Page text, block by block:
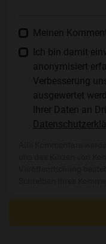
Meinen
Ich bin damit
anonymisiert
Verbesserung
ausgewertet
Ihrer Daten an